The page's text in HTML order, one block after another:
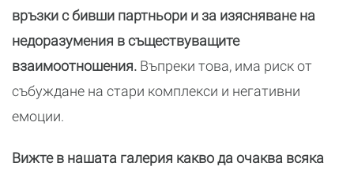
връзки с бивши партньори и за изясняване на
недоразумения в съществуващите
взаимоотношения. Въпреки това, има риск от
събуждане на стари комплекси и негативни
емоции.
Вижте в нашата галерия какво да очаква всяка